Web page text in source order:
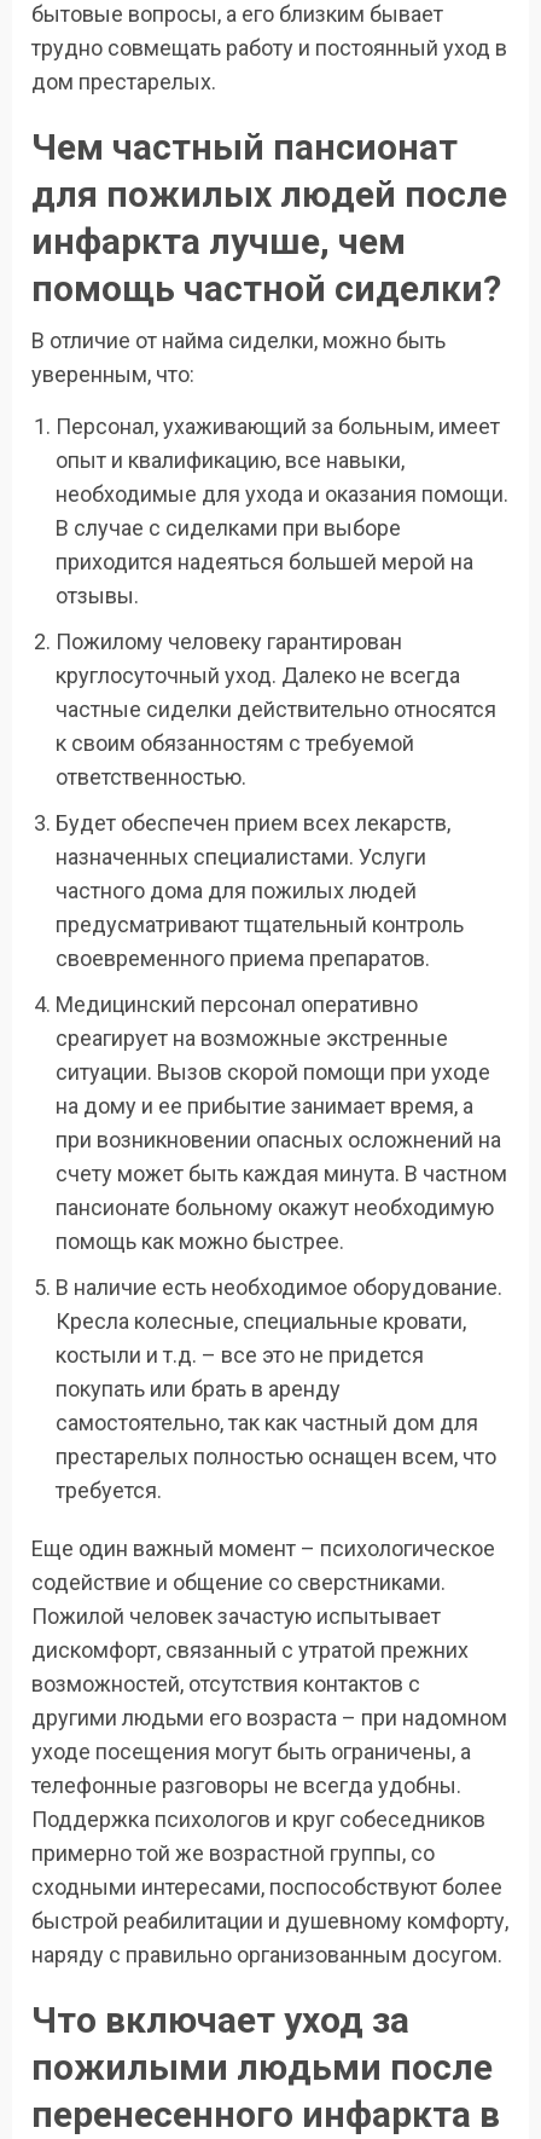
бытовые вопросы, а его близким бывает
трудно совмещать работу и постоянный уход в
дом престарелых.
Чем частный пансионат
для пожилых людей после
инфаркта лучше, чем
помощь частной сиделки?
В отличие от найма сиделки, можно быть
уверенным, что:
Персонал, ухаживающий за больным, имеет
опыт и квалификацию, все навыки,
необходимые для ухода и оказания помощи.
В случае с сиделками при выборе
приходится надеяться большей мерой на
отзывы.
Пожилому человеку гарантирован
круглосуточный уход. Далеко не всегда
частные сиделки действительно относятся
к своим обязанностям с требуемой
ответственностью.
Будет обеспечен прием всех лекарств,
назначенных специалистами. Услуги
частного дома для пожилых людей
предусматривают тщательный контроль
своевременного приема препаратов.
Медицинский персонал оперативно
среагирует на возможные экстренные
ситуации. Вызов скорой помощи при уходе
на дому и ее прибытие занимает время, а
при возникновении опасных осложнений на
счету может быть каждая минута. В частном
пансионате больному окажут необходимую
помощь как можно быстрее.
В наличие есть необходимое оборудование.
Кресла колесные, специальные кровати,
костыли и т.д. – все это не придется
покупать или брать в аренду
самостоятельно, так как частный дом для
престарелых полностью оснащен всем, что
требуется.
Еще один важный момент – психологическое
содействие и общение со сверстниками.
Пожилой человек зачастую испытывает
дискомфорт, связанный с утратой прежних
возможностей, отсутствия контактов с
другими людьми его возраста – при надомном
уходе посещения могут быть ограничены, а
телефонные разговоры не всегда удобны.
Поддержка психологов и круг собеседников
примерно той же возрастной группы, со
сходными интересами, поспособствуют более
быстрой реабилитации и душевному комфорту,
наряду с правильно организованным досугом.
Что включает уход за
пожилыми людьми после
перенесенного инфаркта в